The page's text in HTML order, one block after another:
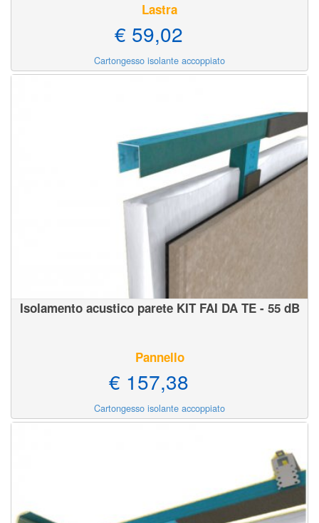
Lastra
€ 59,02
Cartongesso isolante accoppiato
Isolamento acustico parete KIT FAI DA TE - 55 dB
Pannello
€ 157,38
Cartongesso isolante accoppiato